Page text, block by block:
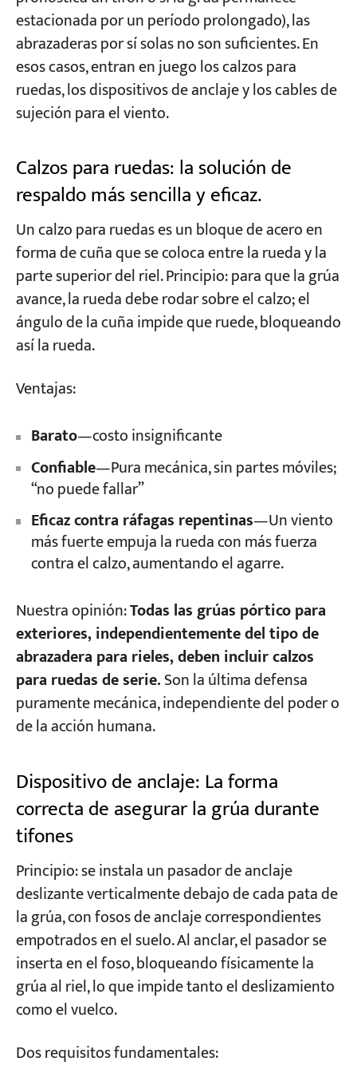
estacionada por un período prolongado), las
abrazaderas por sí solas no son suficientes. En
esos casos, entran en juego los calzos para
ruedas, los dispositivos de anclaje y los cables de
sujeción para el viento.
Calzos para ruedas: la solución de
respaldo más sencilla y eficaz.
Un calzo para ruedas es un bloque de acero en
forma de cuña que se coloca entre la rueda y la
parte superior del riel. Principio: para que la grúa
avance, la rueda debe rodar sobre el calzo; el
ángulo de la cuña impide que ruede, bloqueando
así la rueda.
Ventajas:
Barato—costo insignificante
Confiable—Pura mecánica, sin partes móviles;
“no puede fallar”
Eficaz contra ráfagas repentinas—Un viento
más fuerte empuja la rueda con más fuerza
contra el calzo, aumentando el agarre.
Nuestra opinión:Todas las grúas pórtico para
exteriores, independientemente del tipo de
abrazadera para rieles, deben incluir calzos
para ruedas de serie.Son la última defensa
puramente mecánica, independiente del poder o
de la acción humana.
Dispositivo de anclaje: La forma
correcta de asegurar la grúa durante
tifones
Principio: se instala un pasador de anclaje
deslizante verticalmente debajo de cada pata de
la grúa, con fosos de anclaje correspondientes
empotrados en el suelo. Al anclar, el pasador se
inserta en el foso, bloqueando físicamente la
grúa al riel, lo que impide tanto el deslizamiento
como el vuelco.
Dos requisitos fundamentales: